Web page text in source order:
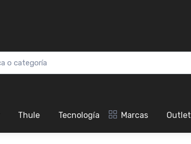
Thule Tecnología Marcas Outlet